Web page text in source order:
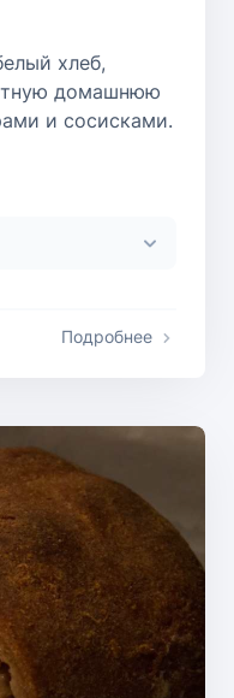
хлеб,
домашнюю
и сосисками.
Подробнее